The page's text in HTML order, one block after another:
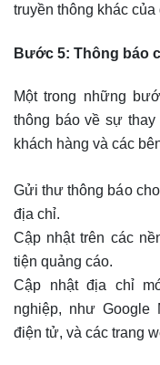
truyền thông khác
Bước 5: Thông báo
Một trong những
thông báo về sự
khách hàng và các
Gửi thư thông báo
địa chỉ.
Cập nhật trên các
tiện quảng cáo.
Cập nhật địa chỉ
nghiệp, như Google
điện tử, và các trang